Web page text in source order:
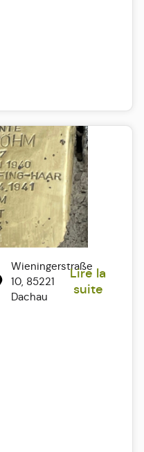
Wieningerstraße
10, 85221
Dachau
Lire la
suite